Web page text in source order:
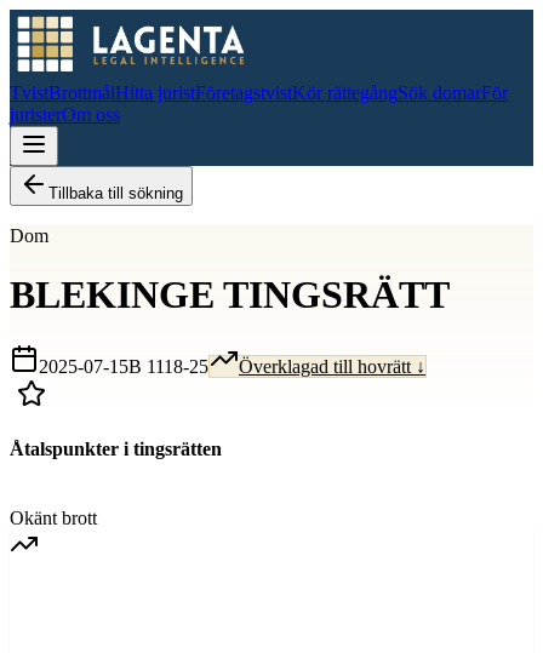
TvistBrottmålHitta juristFöretagstvistKör rättegångSök domarFör
juristerOm oss
Tillbaka till sökning
Dom
BLEKINGE TINGSRÄTT
2025-07-15B 1118-25 Överklagad till hovrätt ↓
Åtalspunkter i tingsrätten
Okänt brott